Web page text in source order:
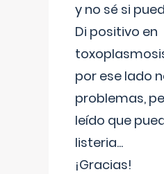
y no sé si
Di positivo en
por ese lado
problemas,
leído que
listeria...
¡Gracias!